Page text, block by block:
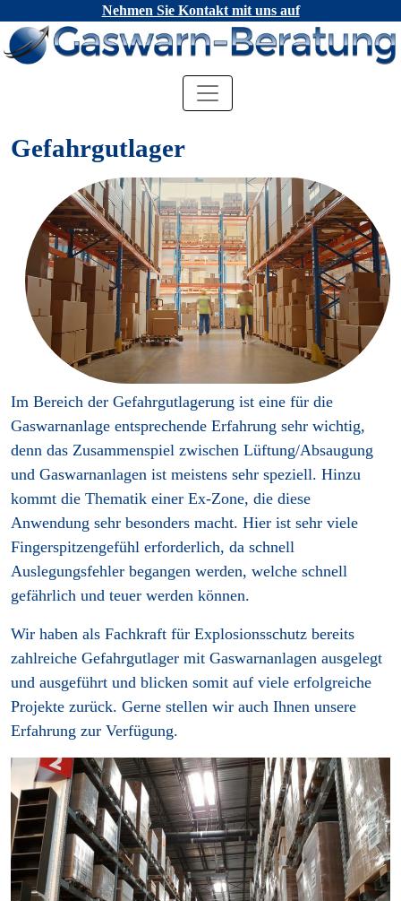
Nehmen Sie Kontakt mit uns auf
Gefahrgutlager
Im Bereich der Gefahrgutlagerung ist eine für die
Gaswarnanlage entsprechende Erfahrung sehr wichtig,
denn das Zusammenspiel zwischen Lüftung/Absaugung
und Gaswarnanlagen ist meistens sehr speziell. Hinzu
kommt die Thematik einer Ex-Zone, die diese
Anwendung sehr besonders macht. Hier ist sehr viele
Fingerspitzengefühl erforderlich, da schnell
Auslegungsfehler begangen werden, welche schnell
gefährlich und teuer werden können.
Wir haben als Fachkraft für Explosionsschutz bereits
zahlreiche Gefahrgutlager mit Gaswarnanlagen ausgelegt
und ausgeführt und blicken somit auf viele erfolgreiche
Projekte zurück. Gerne stellen wir auch Ihnen unsere
Erfahrung zur Verfügung.